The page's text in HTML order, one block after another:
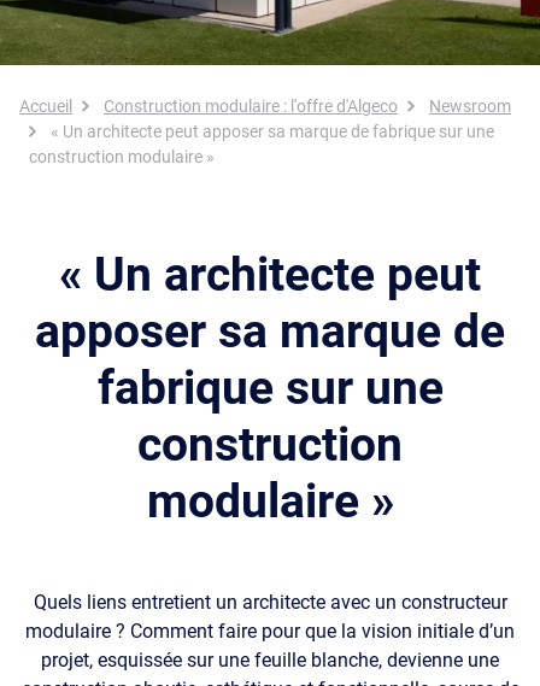
Fil d'Ariane
Accueil Construction modulaire : l'offre d'Algeco
Newsroom
« Un architecte peut apposer sa marque de fabrique sur une
construction modulaire »
« Un architecte peut
apposer sa marque de
fabrique sur une
construction
modulaire »
Quels liens entretient un architecte avec un constructeur
modulaire ? Comment faire pour que la vision initiale d’un
projet, esquissée sur une feuille blanche, devienne une